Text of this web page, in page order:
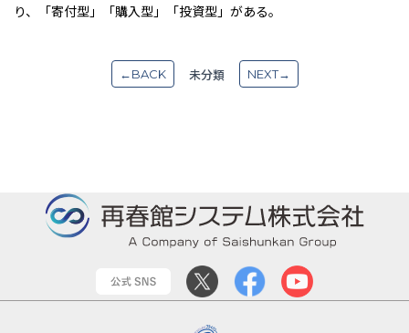
り、「寄付型」「購入型」「投資型」がある。
←BACK 未分類 NEXT→